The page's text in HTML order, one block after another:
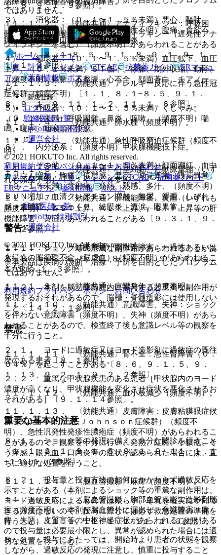
３）． 消化器：（０．１〜１．５％未満）悪心、嘔吐、
（０．１％未満）口渇、下痢、（頻度不明）腹痛、食欲不
振、唾液増加、口腔内不快感、口内炎。
４）． 循環器：（０．１〜１．５％未満）血圧低下、血圧
上昇、（０．１％未満）ＳＴ低下、徐脈、期外収縮、動悸、
（頻度不明）頻脈、不整脈、心不全、顔面蒼白、チアノー
ゼ。
５）． 呼吸器：（０．１〜１．５％未満）くしゃみ、
（０．１％未満）呼吸困難、鼻炎、咳嗽、（頻度不明）喘
鳴、嗄声、咽喉頭不快感。
６）． 内分泌系：（頻度不明）甲状腺機能低下症。
７）． その他：（０．１〜１．５％未満）顔面潮紅、血中
カリウム増加、胸痛、倦怠感、悪寒、味覚異常・嗅覚異常、
（０．１％未満）背部痛、発熱、熱感、多汗、（頻度不明）
ＢＵＮ増加、血清クレアチニン増加、無尿、浮腫、しびれ
感、血管痛、しゃっくり、結膜炎、流涙、眼異常。
警告
１．１． ショック等の重篤な副作用があらわれることがあ
る〔８．１−８．５、９．１．８、９．１．９、１１．１．
１−１１．１．３参照〕。
１．２． 本剤を脳・脊髄腔内に投与すると重篤な副作用が
発現するおそれがあるので、脳槽・脊髄造影には使用しない
こと〔１４．２．１参照〕。
禁忌
２．１． ヨードに過敏症又はヨード造影剤に過敏症の既往
歴のある患者〔８．１参照〕。
２．２． 重篤な甲状腺疾患のある患者［甲状腺内のヨード
濃度が高くなり、甲状腺機能を変化させ症状を悪化させるお
それがある］〔９．１．１４参照〕。
重要な基本的注意
８．１． ショック等の発現に備え、十分な問診を行うこと
〔１．１、２．１、９．１．８、９．１．９、１１．１．１
−１１．１．３参照〕。
８．２． 投与量と投与方法の如何にかかわらず過敏反応を
示すことがある（本剤によるショック等の重篤な副作用は、
ヨード過敏反応によるものとは限らず、それを確実に予知で
きる方法はないので、投与に際しては必ず救急処置の準備を
行うこと）〔１．１、１１．１．１−１１．１．３参照〕。
８．３． 投与にあたっては、開始時より患者の状態を観察
しながら、過敏反応の発現に注意し、慎重に投与すること
１．８、９．１．９参照〕。
１１．１．２． 〈効能共通〉アナフィラキシー：呼吸困
難、咽頭浮腫・喉頭浮腫等のアナフィラキシー（遅発性アナ
フィラキシーを含む）（頻度不明）があらわれることがある
〔１．１、８．１−８．５、９．１．８、９．１．９、１
１．１．３参照〕。
１１．１．３． 〈効能共通〉アレルギー反応に伴う急性冠
症候群（頻度不明）〔１．１、８．１−８．５、９．１．
８、９．１．９、１１．１．２、１１．１．６参照〕。
１１．１．４． 〈効能共通〉肺水腫（頻度不明）。
１１．１．５． 〈効能共通〉急性呼吸窮迫症候群（頻度不
明）。
１１．１．６． 〈効能共通〉心室細動、冠動脈攣縮（いず
れも頻度不明）〔１１．１．３参照〕。
１１．１．７． 〈効能共通〉肝機能障害、黄疸（いずれも
頻度不明）：ＡＳＴ上昇、ＡＬＴ上昇、γ−ＧＴＰ上昇等の肝
機能障害、黄疸があらわれることがある〔９．３．１、９．
３．２参照〕。
１１．１．８． 〈効能共通〉脳血管障害：一過性あるいは
永続性の脳循環不全（脳虚血）（頻度不明）があらわれるこ
とがある。
１１．１．９． 〈効能共通〉痙攣発作（頻度不明）。
１１．１．１０． 〈効能共通〉意識障害、失神：ショック
を伴わない意識障害（頻度不明）、失神（頻度不明）があら
われることがあるので、検査終了後も意識レベル等の観察を
十分に行うこと。
１１．１．１１． 〈効能共通〉腎不全：急性腎障害（０．
０４％）を起こすことがある〔８．６、９．１．５、９．
１．１３、９．２．１、９．２．２参照〕。
１１．１．１２． 〈効能共通〉血小板減少（頻度不明）。
１１．１．１３． 〈効能共通〉皮膚障害：皮膚粘膜眼症候
群（Ｓｔｅｖｅｎｓ−Ｊｏｈｎｓｏｎ症候群）（頻度不
明）、急性汎発性発疹性膿疱症（頻度不明）があらわれるこ
とがあるので、観察を十分に行い、発熱、紅斑、小膿疱、そ
う痒感、眼充血、口内炎等の症状が認められた場合には、直
ちに適切な処置を行うこと。
１１．１．１４． 〈脳血管撮影〉麻痺（頻度不明）。
１１．１．１５． 〈脳血管撮影、胸部血管撮影〉造影剤脳
症（頻度不明）：本剤が脳血管外に漏出し、意識障害、麻
痺、失語、皮質盲等の中枢神経症状があらわれることがある
ので投与量は必要最小限とし、異常が認められた場合には適
切な処置を行うこと。
ではありません。
ホーム
ノート
表・計算
レジメン CTCAE 抗菌薬ガイド
ERマニュ
アル
薬剤情報 ポスト
新規登録
ログイン
監修医師一覧
UpToDate特別割引
運営会社
© 2021 HOKUTO Inc. All rights reserved.
利用規約プライバシーポリシーお問い合わせ
ホーム
表・計算 レジメン CTCAE
抗菌薬ガイド
ERマニュアル
薬剤情報 ポスト
監修医師一覧
UpToDate特別割引
運営会社
© 2021 HOKUTO Inc. All rights reserved.
※本製品は疾病の診断・治療・予防を目的としたプログラム
ではありません。
利用規約プライバシーポリシーお問い合わせ